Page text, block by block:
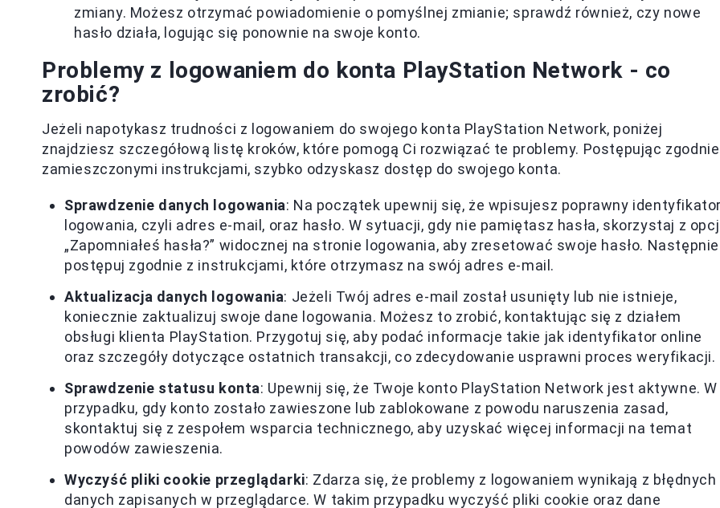
zmiany. Możesz otrzymać powiadomienie o pomyślnej zmianie; sprawdź również, czy nowe
hasło działa, logując się ponownie na swoje konto.
Problemy z logowaniem do konta PlayStation Network - co
zrobić?
Jeżeli napotykasz trudności z logowaniem do swojego konta PlayStation Network, poniżej
znajdziesz szczegółową listę kroków, które pomogą Ci rozwiązać te problemy. Postępując
zamieszczonymi instrukcjami, szybko odzyskasz dostęp do swojego konta.
Sprawdzenie danych logowania: Na początek upewnij się, że wpisujesz poprawny
logowania, czyli adres e-mail, oraz hasło. W sytuacji, gdy nie pamiętasz hasła, skorzystaj z
„Zapomniałeś hasła?” widocznej na stronie logowania, aby zresetować swoje hasło. Następnie
postępuj zgodnie z instrukcjami, które otrzymasz na swój adres e-mail.
Aktualizacja danych logowania: Jeżeli Twój adres e-mail został usunięty lub nie istnieje,
koniecznie zaktualizuj swoje dane logowania. Możesz to zrobić, kontaktując się z działem
obsługi klienta PlayStation. Przygotuj się, aby podać informacje takie jak identyfikator online
oraz szczegóły dotyczące ostatnich transakcji, co zdecydowanie usprawni proces weryfikacji.
Sprawdzenie statusu konta: Upewnij się, że Twoje konto PlayStation Network jest aktywne. W
przypadku, gdy konto zostało zawieszone lub zablokowane z powodu naruszenia zasad,
skontaktuj się z zespołem wsparcia technicznego, aby uzyskać więcej informacji na temat
powodów zawieszenia.
Wyczyść pliki cookie przeglądarki: Zdarza się, że problemy z logowaniem wynikają z błędnych
danych zapisanych w przeglądarce. W takim przypadku wyczyść pliki cookie oraz dane